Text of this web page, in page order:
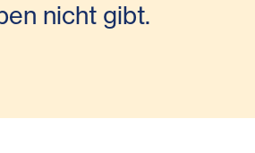
nicht gibt.